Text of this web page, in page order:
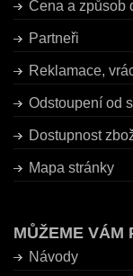
Cena a způsob
Partneři
Reklamace,
Odstoupení od
Dostupnost
Mapa stránky
MŮŽEME VÁM
Návody